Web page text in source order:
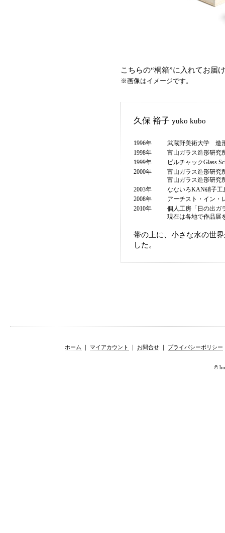
こちらの“桐箱”に入れてお届
※画像はイメージです。
久保 裕子 yuko kubo
1996年
武蔵野美術大学 造
1998年
富山ガラス造形研
1999年
ピルチャックGlass
2000年
富山ガラス造形研
富山ガラス造形研
2003年
なないろKAN硝子
2008年
アーチスト・イン・
2010年
個人工房「日の出ガ
現在は各地で作品展
帯の上に、小さな水の世
した。
ホーム ｜ マイアカウント ｜ お問合せ ｜ プライバシーポリシー
©